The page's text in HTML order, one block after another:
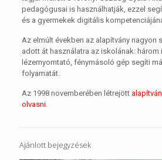
pedagógusai is használhatják, ezzel
és a gyermekek digitális
Az elmúlt években az alapítvány nagyon
adott át használatra az iskolának: három
lézernyomtató, fénymásoló gép segíti
folyamatát.
Az 1998 novemberében létrejött
olvasni.
Ajánlott bejegyzések